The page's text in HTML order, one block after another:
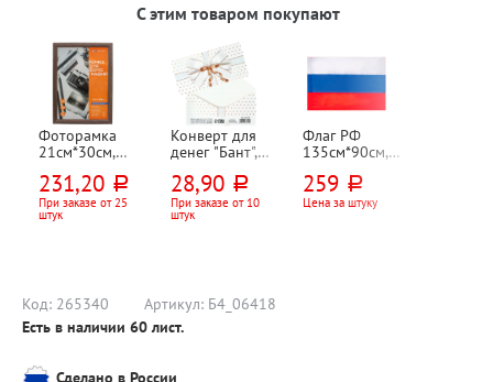
С этим товаром покупают
Фоторамка
21см*30см,
Workmate,
мокко
231,20 руб.
При заказе от 25
штук
Конверт для
денег "Бант",
белый
28,90 руб.
При заказе от 10
штук
Флаг РФ
135см*90см,
шелк, Brauberg,
Staff, карман
259 руб.
Цена за штуку
Код: 265340 Артикул: Б4_06418
Есть в наличии 60лист.
Сделано в России